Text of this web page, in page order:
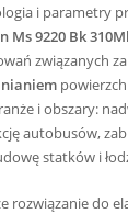
i parametry
Ms 9220 Bk 310Ml
związanych
i obszary:
autobusów,
statków i
rozwiązanie do